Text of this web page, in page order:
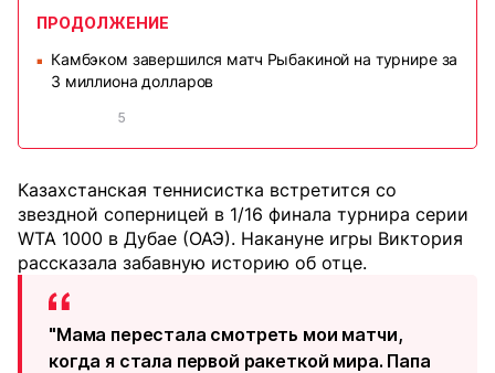
ПРОДОЛЖЕНИЕ
■
Камбэком завершился матч Рыбакиной на турнире за
3 миллиона долларов
5
Казахстанская теннисистка встретится со
звездной соперницей в 1/16 финала турнира серии
WTA 1000 в Дубае (ОАЭ). Накануне игры Виктория
рассказала забавную историю об отце.
"Мама перестала смотреть мои матчи,
когда я стала первой ракеткой мира. Папа